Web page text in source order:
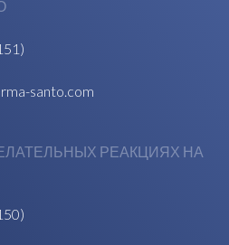
santo.com
РЕАКЦИЯХ НА